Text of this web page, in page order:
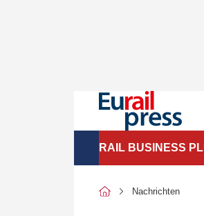
RAIL BUSINESS
Nachrichten